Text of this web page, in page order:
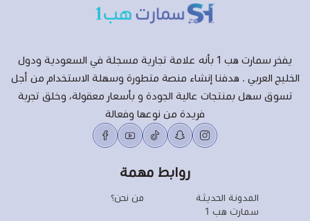
يفخر سمارت هب 1 بأنه علامة تجارية مسجلة في السعودية ودول
الخليج العربي . هدفنا إنشاء منصة متطورة وسهلة الاستخدام من أجل
تسوق سهل بمنتجات عالية الجودة و بأسعار معقولة، وخلق تجربة
فريدة من نوعها وفعالة
روابط مهمة
المدونة الحديثة
سمارت هب 1
من نحن؟